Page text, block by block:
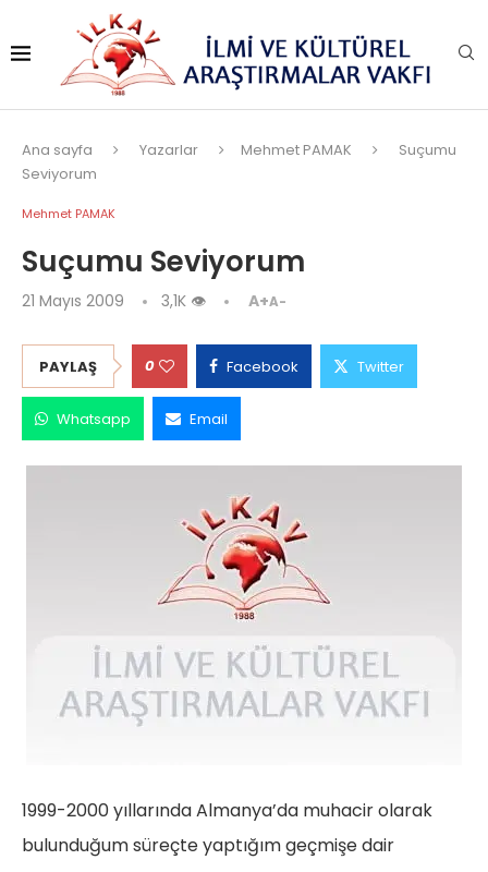
Ana sayfa Yazarlar Mehmet PAMAK
Suçumu
Seviyorum
Mehmet PAMAK
Suçumu Seviyorum
21 Mayıs 2009 3,1K 👁 A+A-
PAYLAŞ 0 Facebook Twitter
Whatsapp Email
1999-2000 yıllarında Almanya’da muhacir olarak
bulunduğum süreçte yaptığım geçmişe dair